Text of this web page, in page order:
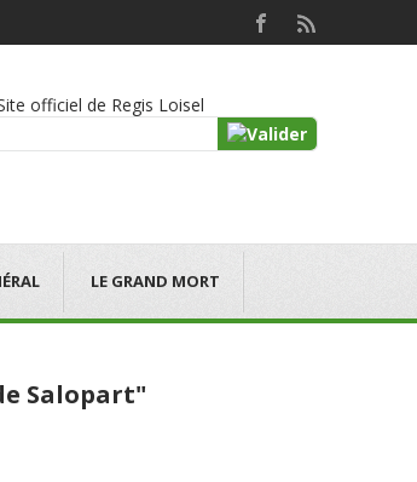
officiel de Regis Loisel
LE GRAND MORT
Salopart"